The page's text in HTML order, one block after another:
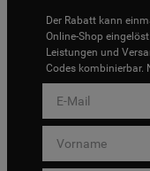
Der Rabatt kann
Online-Shop
Leistungen und
Codes kombinierbar.